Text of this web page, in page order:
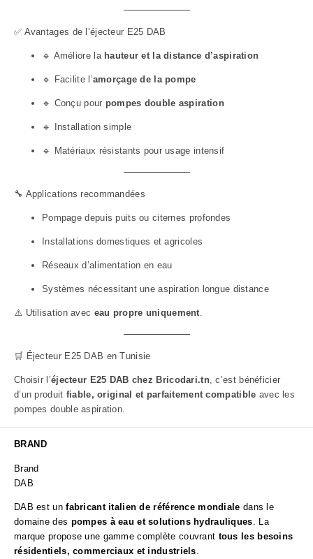
✅ Avantages de l’éjecteur E25 DAB
🔹 Améliore la hauteur et la distance d’aspiration
🔹 Facilite l’amorçage de la pompe
🔹 Conçu pour pompes double aspiration
🔹 Installation simple
🔹 Matériaux résistants pour usage intensif
🔧 Applications recommandées
Pompage depuis puits ou citernes profondes
Installations domestiques et agricoles
Réseaux d’alimentation en eau
Systèmes nécessitant une aspiration longue distance
⚠️ Utilisation avec eau propre uniquement.
🛒 Éjecteur E25 DAB en Tunisie
Choisir l’éjecteur E25 DAB chez Bricodari.tn, c’est bénéficier
d’un produit fiable, original et parfaitement compatible avec les
pompes double aspiration.
BRAND
Brand
DAB
DAB est unfabricant italien de référence mondiale dans le
domaine des pompes à eau et solutions hydrauliques. La
marque propose une gamme complète couvrant tous les besoins
résidentiels, commerciaux et industriels.